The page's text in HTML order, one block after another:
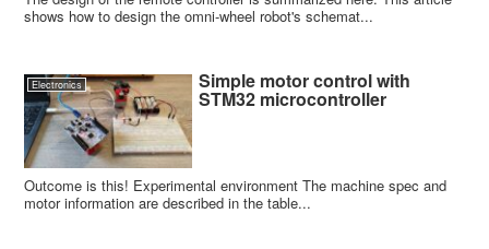
shows how to design the omni-wheel robot's schemat...
Electronics Simple motor control with
STM32 microcontroller
Outcome is this! Experimental environment The machine spec and
motor information are described in the table...